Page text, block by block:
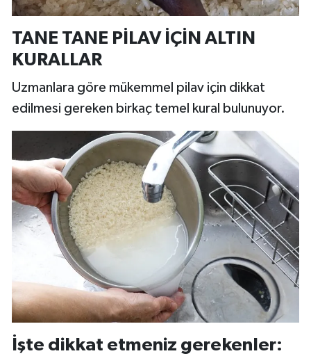
TANE TANE PİLAV İÇİN ALTIN
KURALLAR
Uzmanlara göre mükemmel pilav için dikkat
edilmesi gereken birkaç temel kural bulunuyor.
İşte dikkat etmeniz gerekenler: